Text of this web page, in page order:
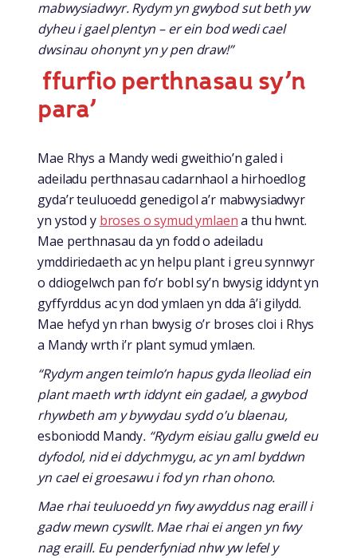
mabwysiadwyr. Rydym yn gwybod sut beth yw
dyheu i gael plentyn – er ein bod wedi cael
dwsinau ohonynt yn y pen draw!”
ffurfio perthnasau sy’n
para’
Mae Rhys a Mandy wedi gweithio’n galed i
adeiladu perthnasau cadarnhaol a hirhoedlog
gyda’r teuluoedd genedigol a’r mabwysiadwyr
yn ystod y broses o symud ymlaena thu hwnt.
Mae perthnasau da yn fodd o adeiladu
ymddiriedaeth ac yn helpu plant i greu synnwyr
o ddiogelwch pan fo’r bobl sy’n bwysig iddynt yn
gyffyrddus ac yn dod ymlaen yn dda â’i gilydd.
Mae hefyd yn rhan bwysig o’r broses cloi i Rhys
a Mandy wrth i’r plant symud ymlaen.
“Rydym angen teimlo’n hapus gyda lleoliad ein
plant maeth wrth iddynt ein gadael, a gwybod
rhywbeth am y bywydau sydd o’u blaenau,
esboniodd Mandy. “Rydym eisiau gallu gweld eu
dyfodol, nid ei ddychmygu, ac yn aml byddwn
yn cael ei groesawu i fod yn rhan ohono.
Mae rhai teuluoedd yn fwy awyddus nag eraill i
gadw mewn cyswllt. Mae rhai ei angen yn fwy
nag eraill. Eu penderfyniad nhw yw lefel y